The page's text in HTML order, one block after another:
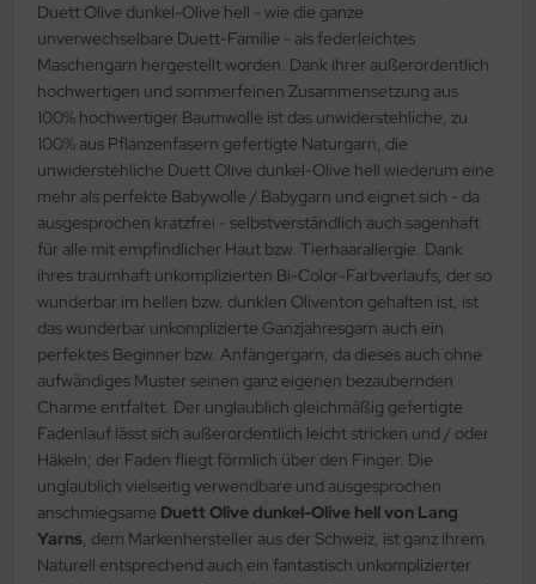
Duett Olive dunkel-Olive hell - wie die ganze
unverwechselbare Duett-Familie - als federleichtes
Maschengarn hergestellt worden. Dank ihrer außerordentlich
hochwertigen und sommerfeinen Zusammensetzung aus
100% hochwertiger Baumwolle ist das unwiderstehliche, zu
100% aus Pflanzenfasern gefertigte Naturgarn, die
unwiderstehliche Duett Olive dunkel-Olive hell wiederum eine
mehr als perfekte Babywolle / Babygarn und eignet sich - da
ausgesprochen kratzfrei - selbstverständlich auch sagenhaft
für alle mit empfindlicher Haut bzw. Tierhaarallergie. Dank
ihres traumhaft unkomplizierten Bi-Color-Farbverlaufs, der so
wunderbar im hellen bzw. dunklen Oliventon gehalten ist, ist
das wunderbar unkomplizierte Ganzjahresgarn auch ein
perfektes Beginner bzw. Anfängergarn, da dieses auch ohne
aufwändiges Muster seinen ganz eigenen bezaubernden
Charme entfaltet. Der unglaublich gleichmäßig gefertigte
Fadenlauf lässt sich außerordentlich leicht stricken und / oder
Häkeln; der Faden fliegt förmlich über den Finger. Die
unglaublich vielseitig verwendbare und ausgesprochen
anschmiegsame Duett Olive dunkel-Olive hell von Lang
Yarns, dem Markenhersteller aus der Schweiz, ist ganz ihrem
Naturell entsprechend auch ein fantastisch unkomplizierter